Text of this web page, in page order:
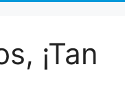
¡Tan